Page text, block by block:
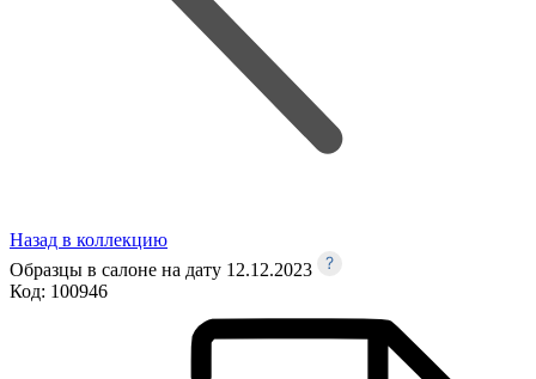
Назад в коллекцию
Образцы в салоне на дату 12.12.2023
Код: 100946